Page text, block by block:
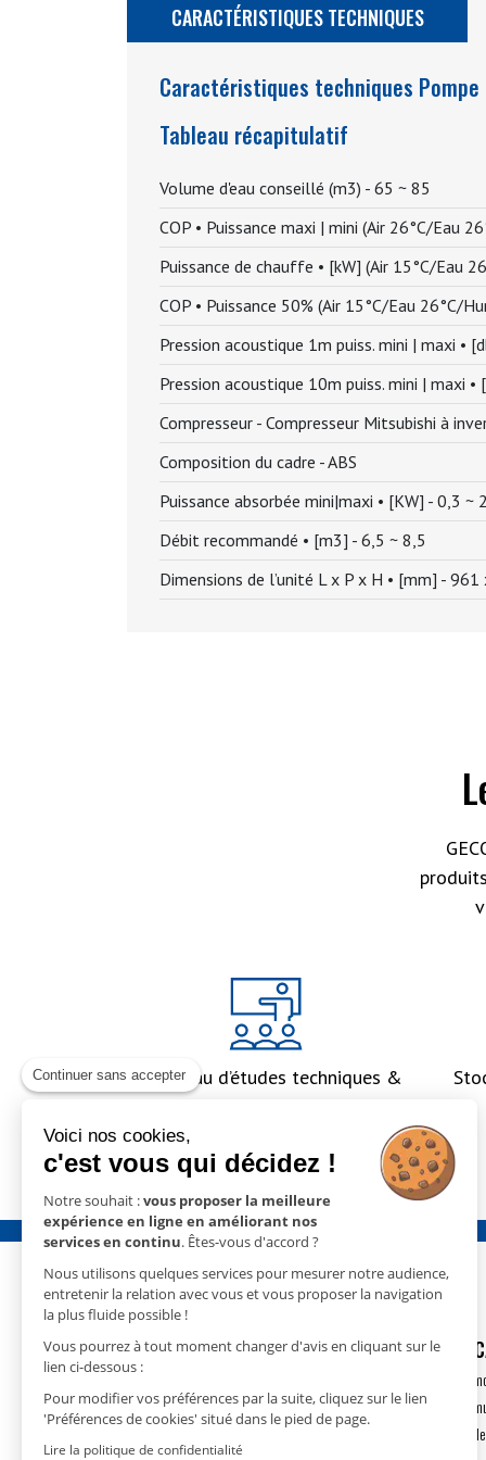
Continuer sans accepter
Voici nos cookies,
c'est vous qui décidez !
Notre souhait :vous proposer la meilleure
expérience en ligne en améliorant nos
services en continu. Êtes-vous d'accord ?
Nous utilisons quelques services pour mesurer notre audience,
entretenir la relation avec vous et vous proposer la navigation
la plus fluide possible !
Vous pourrez à tout moment changer d'avis en cliquant sur le
lien ci-dessous :
Pour modifier vos préférences par la suite, cliquez sur le lien
'Préférences de cookies' situé dans le pied de page.
Lire la politique de confidentialité
CARACTÉRISTIQUES TECHNIQUES
Caractéristiques techniques
Tableau récapitulatif
Volume d'eau conseillé (m3) - 65 ~ 85
COP • Puissance maxi | mini (Air 26°C/Eau
Puissance de chauffe • [kW] (Air 15°C/Eau
COP • Puissance 50% (Air 15°C/Eau 26°C/
Pression acoustique 1m puiss. mini | maxi •
Pression acoustique 10m puiss. mini | maxi •
Compresseur - Compresseur Mitsubishi à
Composition du cadre -ABS
Puissance absorbée mini|maxi • [KW] - 0,3 ~
Débit recommandé • [m3] - 6,5 ~ 8,5
Dimensions de l’unité L x P x H • [mm] - 961
Un bureau d’études techniques &
GECO- 15 rue Nicolas Cugnot
67410 DRUSENHEIM
T.+33(0)3 88 18 11 18
contact@geco.fr
Déshumidification
Déshumidification
Déshumidification